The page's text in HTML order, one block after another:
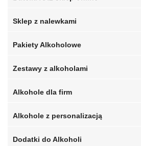
Sklep z nalewkami
Pakiety Alkoholowe
Zestawy z alkoholami
Alkohole dla firm
Alkohole z personalizacją
Dodatki do Alkoholi